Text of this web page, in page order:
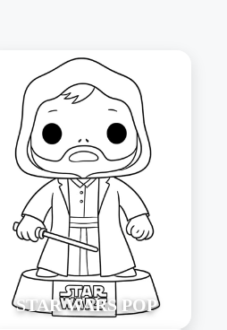
STAR WARS POP